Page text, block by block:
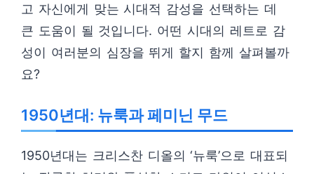
고 자신에게 맞는 시대적 감성을 선택하는 데
큰 도움이 될 것입니다. 어떤 시대의 레트로 감
성이 여러분의 심장을 뛰게 할지 함께 살펴볼까
요?
1950년대: 뉴룩과 페미닌 무드
1950년대는 크리스찬 디올의 ‘뉴룩’으로 대표되